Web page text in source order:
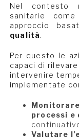
Nel contesto
sanitarie
approccio
qualità.
Per questo le
capaci di
intervenire
implementate
processi
Valutare